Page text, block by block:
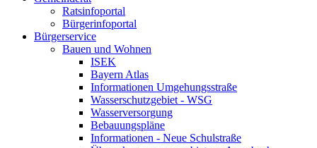
Ratsinfoportal
Bürgerinfoportal
Bürgerservice
Bauen und Wohnen
ISEK
Bayern Atlas
Informationen Umgehungsstraße
Wasserschutzgebiet - WSG
Wasserversorgung
Bebauungspläne
Informationen - Neue Schulstraße